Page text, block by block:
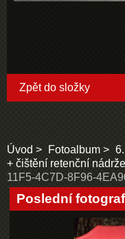
Zpět do složky
Úvod Fotoalbum
+ čištění retenční
11F5-4C7D-8F96-
Poslední